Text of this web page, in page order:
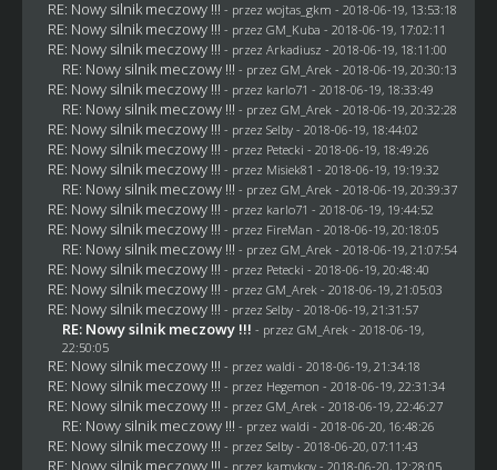
RE: Nowy silnik meczowy !!! - przez wojtas_gkm - 2018-06-19, 13:53:18
RE: Nowy silnik meczowy !!! - przez GM_Kuba - 2018-06-19, 17:02:11
RE: Nowy silnik meczowy !!! - przez Arkadiusz - 2018-06-19, 18:11:00
RE: Nowy silnik meczowy !!! - przez GM_Arek - 2018-06-19, 20:30:13
RE: Nowy silnik meczowy !!! - przez karlo71 - 2018-06-19, 18:33:49
RE: Nowy silnik meczowy !!! - przez GM_Arek - 2018-06-19, 20:32:28
RE: Nowy silnik meczowy !!! - przez Selby- 2018-06-19, 18:44:02
RE: Nowy silnik meczowy !!! - przez Petecki - 2018-06-19, 18:49:26
RE: Nowy silnik meczowy !!! - przez Misiek81 - 2018-06-19, 19:19:32
RE: Nowy silnik meczowy !!! - przez GM_Arek - 2018-06-19, 20:39:37
RE: Nowy silnik meczowy !!! - przez karlo71 - 2018-06-19, 19:44:52
RE: Nowy silnik meczowy !!! - przez FireMan - 2018-06-19, 20:18:05
RE: Nowy silnik meczowy !!! - przez GM_Arek - 2018-06-19, 21:07:54
RE: Nowy silnik meczowy !!! - przez Petecki - 2018-06-19, 20:48:40
RE: Nowy silnik meczowy !!! - przez GM_Arek - 2018-06-19, 21:05:03
RE: Nowy silnik meczowy !!! - przez Selby- 2018-06-19, 21:31:57
RE: Nowy silnik meczowy !!! - przez GM_Arek - 2018-06-19,
22:50:05
RE: Nowy silnik meczowy !!! - przez waldi - 2018-06-19, 21:34:18
RE: Nowy silnik meczowy !!! - przez Hegemon - 2018-06-19, 22:31:34
RE: Nowy silnik meczowy !!! - przez GM_Arek - 2018-06-19, 22:46:27
RE: Nowy silnik meczowy !!! - przez waldi - 2018-06-20, 16:48:26
RE: Nowy silnik meczowy !!! - przez Selby- 2018-06-20, 07:11:43
RE: Nowy silnik meczowy !!! - przez kamykov- 2018-06-20, 12:28:05